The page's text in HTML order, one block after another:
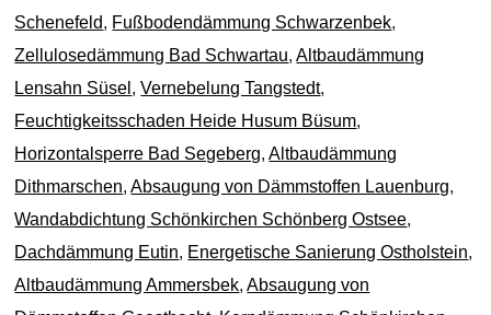
Schenefeld, Fußbodendämmung Schwarzenbek,
Zellulosedämmung Bad Schwartau,Altbaudämmung
Lensahn Süsel ,Vernebelung Tangstedt,
Feuchtigkeitsschaden Heide Husum Büsum,
Horizontalsperre Bad Segeberg,Altbaudämmung
Dithmarschen,Absaugung von Dämmstoffen Lauenburg,
Wandabdichtung Schönkirchen Schönberg Ostsee,
Dachdämmung Eutin, Energetische Sanierung Ostholstein,
Altbaudämmung Ammersbek,Absaugung von